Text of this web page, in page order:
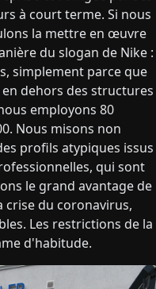
à court terme. Si nous
la mettre en œuvre
du slogan de Nike :
simplement parce que
dehors des structures
employons 80
Nous misons non
profils atypiques issus
qui sont
le grand avantage de
crise du coronavirus,
Les restrictions de la
d'habitude.